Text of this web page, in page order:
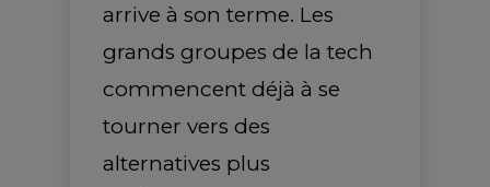
arrive à son terme. Les
grands groupes de la tech
commencent déjà à se
tourner vers des
alternatives plus